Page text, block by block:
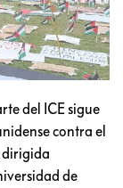
del ICE sigue
contra el
dirigida
de